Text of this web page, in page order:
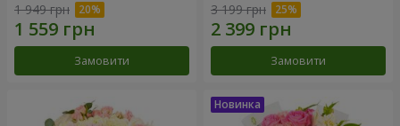
1 949 грн
Замовити
3 199 грн
Замовити